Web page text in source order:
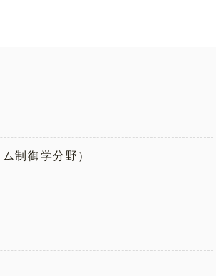
制御学分野）